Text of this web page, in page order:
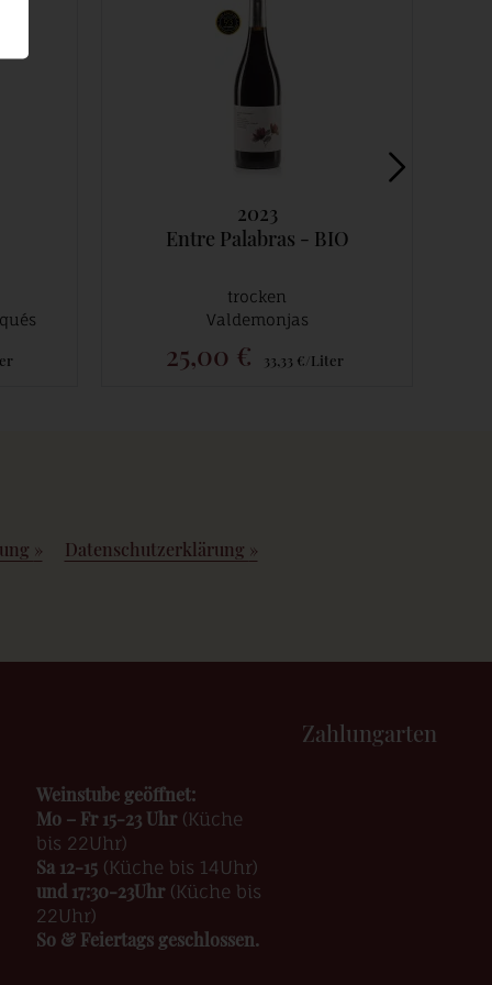
2023
Entre Palabras - BIO
trocken
Valdemonjas
25,00 € 33,33 €/Liter
» Datenschutzerklärung »
Weinstube geöffnet:
Mo – Fr 15-23 Uhr(Küche
bis 22Uhr)
Sa 12-15(Küche bis 14Uhr)
und 17:30-23Uhr(Küche bis
22Uhr)
So & Feiertags geschlossen.
Zahlungarten